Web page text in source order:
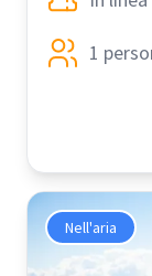
1
Nell'aria